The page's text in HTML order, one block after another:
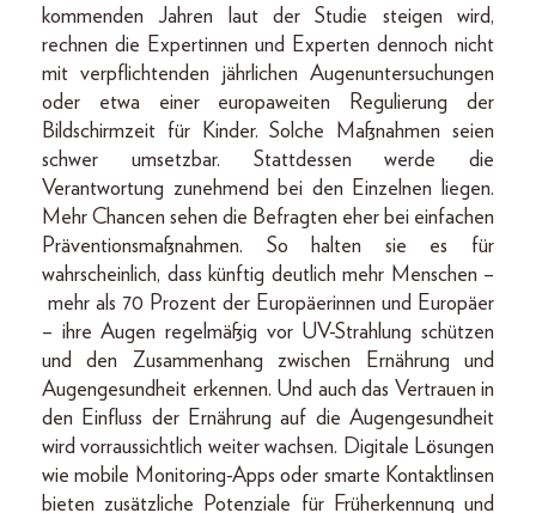
kommenden Jahren laut der Studie steigen wird,
rechnen die Expertinnen und Experten dennoch nicht
mit verpflichtenden jährlichen Augenuntersuchungen
oder etwa einer europaweiten Regulierung der
Bildschirmzeit für Kinder. Solche Maßnahmen seien
schwer umsetzbar. Stattdessen werde die
Verantwortung zunehmend bei den Einzelnen liegen.
Mehr Chancen sehen die Befragten eher bei einfachen
Präventionsmaßnahmen. So halten sie es für
wahrscheinlich, dass künftig deutlich mehr Menschen –
mehr als 70 Prozent der Europäerinnen und Europäer
– ihre Augen regelmäßig vor UV-Strahlung schützen
und den Zusammenhang zwischen Ernährung und
Augengesundheit erkennen. Und auch das Vertrauen in
den Einfluss der Ernährung auf die Augengesundheit
wird vorraussichtlich weiter wachsen. Digitale Lösungen
wie mobile Monitoring-Apps oder smarte Kontaktlinsen
bieten zusätzliche Potenziale für Früherkennung und